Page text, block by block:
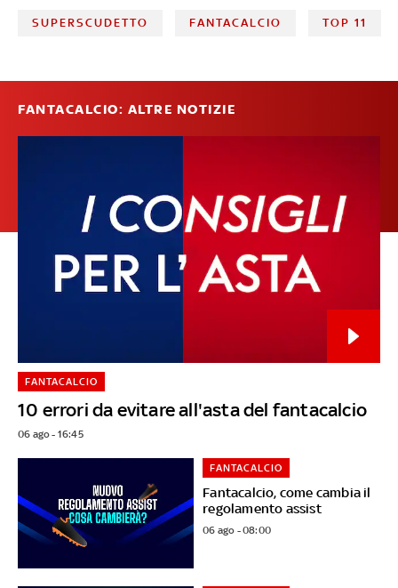
SUPERSCUDETTO FANTACALCIO TOP 11
FANTACALCIO: ALTRE NOTIZIE
10 errori da evitare all'asta del fantacalcio
FANTACALCIO
06 ago - 16:45
Fantacalcio, come cambia il
regolamento assist
FANTACALCIO
06 ago - 08:00